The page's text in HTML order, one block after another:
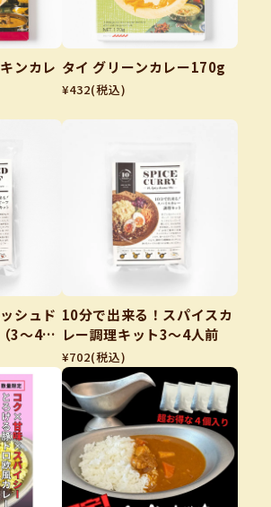
ンカレ タイ グリーンカレー170g
¥432(税込)
シュド
3～4人
10分で出来る！スパイスカ
レー調理キット3～4人前
¥702(税込)